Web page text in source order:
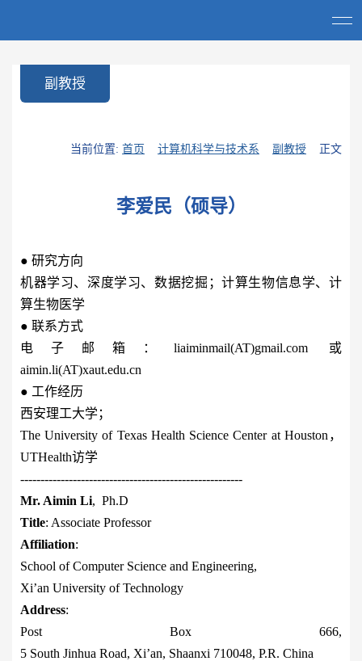
副教授
当前位置: 首页 计算机科学与技术系 副教授 正文
李爱民（硕导）
● 研究方向
机器学习、深度学习、数据挖掘；计算生物信息学、计
算生物医学
● 联系方式
电子邮箱： liaiminmail(AT)gmail.com 或
aimin.li(AT)xaut.edu.cn
● 工作经历
西安理工大学；
The University of Texas Health Science Center at Houston ，
UTHealth访学
-------------------------------------------------------
Mr. Aimin Li, Ph.D
Title: Associate Professor
Affiliation:
School of Computer Science and Engineering,
Xi’an University of Technology
Address:
Post Box 666,
5 South Jinhua Road, Xi’an, Shaanxi 710048, P.R. China